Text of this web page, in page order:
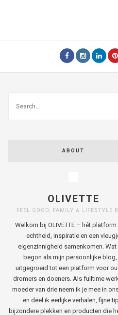
ABOUT
OLIVETTE
FEEL GOOD, FAMILY & LIFESTYLE
Welkom bij OLIVETTE – hét platform
echtheid, inspiratie en een
eigenzinnigheid samenkomen.
begon als mijn persoonlijke
uitgegroeid tot een platform voor
dromers en doeners. Als fulltime
moeder van drie neem ik je mee in
en deel ik eerlijke verhalen, fijne
bijzondere plekken en producten die